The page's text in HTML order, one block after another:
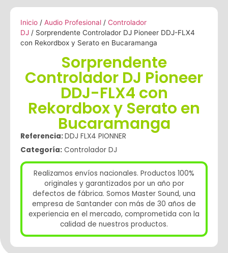
Inicio / Audio Profesional / Controlador
DJ / Sorprendente Controlador DJ Pioneer DDJ-FLX4
con Rekordbox y Serato en Bucaramanga
Sorprendente
Controlador DJ Pioneer
DDJ-FLX4 con
Rekordbox y Serato en
Bucaramanga
Referencia:DDJ FLX4 PIONNER
Categoría: Controlador DJ
Realizamos envíos nacionales. Productos 100%
originales y garantizados por un año por
defectos de fábrica. Somos Master Sound, una
empresa de Santander con más de 30 años de
experiencia en el mercado, comprometida con la
calidad de nuestros productos.